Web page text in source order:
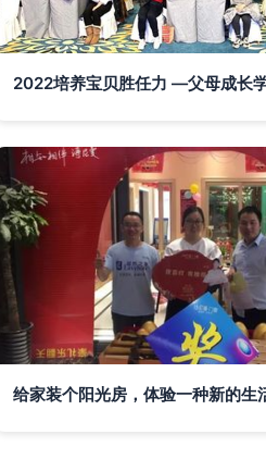
2022培养宝贝胜任力 —父母成长